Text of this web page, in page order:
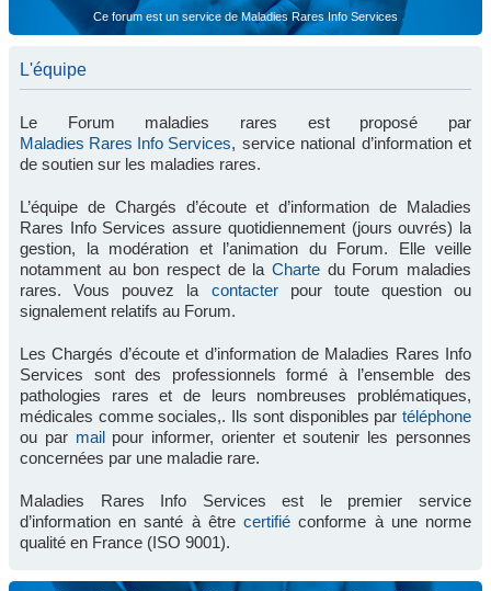
Ce forum est un service de Maladies Rares Info Services
L'équipe
Le Forum maladies rares est proposé par
Maladies Rares Info Services, service national d’information et
de soutien sur les maladies rares.
L’équipe de Chargés d’écoute et d’information de Maladies
Rares Info Services assure quotidiennement (jours ouvrés) la
gestion, la modération et l’animation du Forum. Elle veille
notamment au bon respect de la Charte du Forum maladies
rares. Vous pouvez la contacterpour toute question ou
signalement relatifs au Forum.
Les Chargés d’écoute et d’information de Maladies Rares Info
Services sont des professionnels formé à l’ensemble des
pathologies rares et de leurs nombreuses problématiques,
médicales comme sociales,. Ils sont disponibles par téléphone
ou par mailpour informer, orienter et soutenir les personnes
concernées par une maladie rare.
Maladies Rares Info Services est le premier service
d’information en santé à êtrecertifié conforme à une norme
qualité en France (ISO 9001).